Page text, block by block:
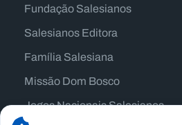
Fundação Salesianos
Salesianos Editora
Família Salesiana
Missão Dom Bosco
Jogos Nacionais Salesianos